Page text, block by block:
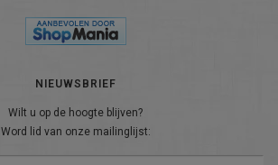
NIEUWSBRIEF
Wilt u op de hoogte blijven?
Word lid van onze mailinglijst: